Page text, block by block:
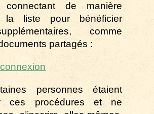
de manière
la liste pour bénéficier
comme
partagés :
personnes étaient
ces procédures et ne